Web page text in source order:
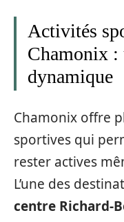
Activités
Chamonix :
dynamique
Chamonix offre
sportives qui
rester actives
L’une des
centre Richard-